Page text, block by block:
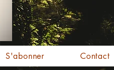
S'abonner Contact